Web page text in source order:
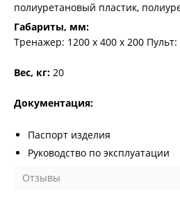
полиуретановый пластик,
Габариты, мм:
Тренажер: 1200 х 400 х 200 Пульт:
Вес, кг: 20
Документация:
Паспорт изделия
Руководство по эксплуатации
Отзывы